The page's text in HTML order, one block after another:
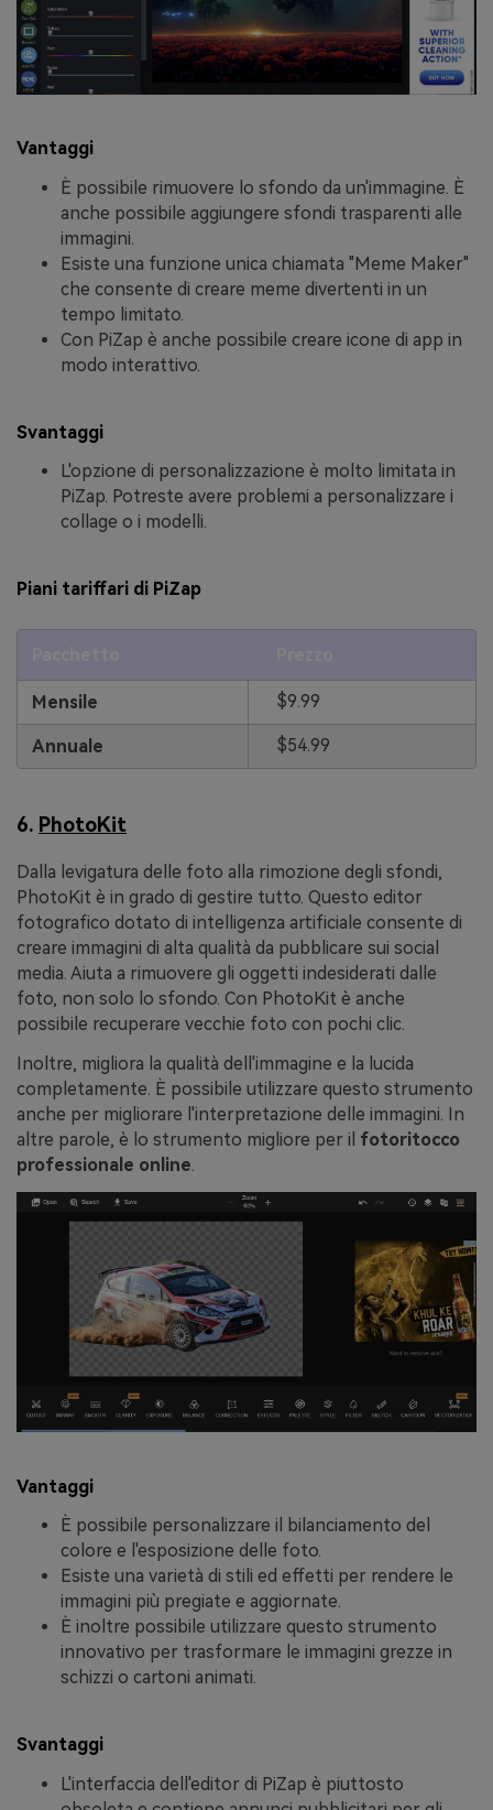
Vantaggi
È possibile rimuovere lo sfondo da un'immagine. È
anche possibile aggiungere sfondi trasparenti alle
immagini.
Esiste una funzione unica chiamata "Meme Maker"
che consente di creare meme divertenti in un
tempo limitato.
Con PiZap è anche possibile creare icone di app in
modo interattivo.
Svantaggi
L'opzione di personalizzazione è molto limitata in
PiZap. Potreste avere problemi a personalizzare i
collage o i modelli.
Piani tariffari di PiZap
Mensile $9.99
Annuale $54.99
6. PhotoKit
Dalla levigatura delle foto alla rimozione degli sfondi,
PhotoKit è in grado di gestire tutto. Questo editor
fotografico dotato di intelligenza artificiale consente di
creare immagini di alta qualità da pubblicare sui social
media. Aiuta a rimuovere gli oggetti indesiderati dalle
foto, non solo lo sfondo. Con PhotoKit è anche
possibile recuperare vecchie foto con pochi clic.
Inoltre, migliora la qualità dell'immagine e la lucida
completamente. È possibile utilizzare questo strumento
anche per migliorare l'interpretazione delle immagini. In
altre parole, è lo strumento migliore per il fotoritocco
professionale online
Vantaggi
È possibile personalizzare il bilanciamento del
colore e l'esposizione delle foto.
Esiste una varietà di stili ed effetti per rendere le
immagini più pregiate e aggiornate.
È inoltre possibile utilizzare questo strumento
innovativo per trasformare le immagini grezze in
schizzi o cartoni animati.
Svantaggi
L'interfaccia dell'editor di PiZap è piuttosto